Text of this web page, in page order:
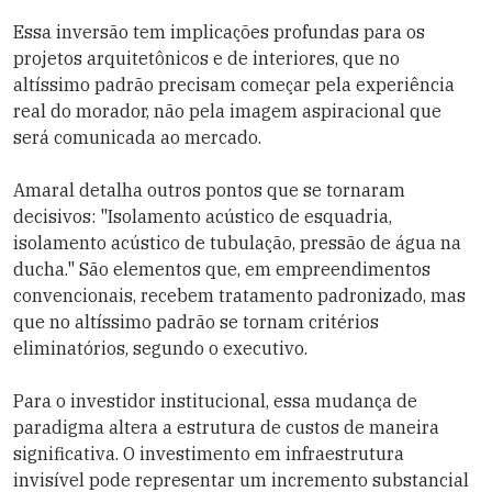
Essa inversão tem implicações profundas para os
projetos arquitetônicos e de interiores, que no
altíssimo padrão precisam começar pela experiência
real do morador, não pela imagem aspiracional que
será comunicada ao mercado.
Amaral detalha outros pontos que se tornaram
decisivos: "Isolamento acústico de esquadria,
isolamento acústico de tubulação, pressão de água na
ducha." São elementos que, em empreendimentos
convencionais, recebem tratamento padronizado, mas
que no altíssimo padrão se tornam critérios
eliminatórios, segundo o executivo.
Para o investidor institucional, essa mudança de
paradigma altera a estrutura de custos de maneira
significativa. O investimento em infraestrutura
invisível pode representar um incremento substancial